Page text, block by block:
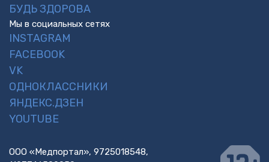
БУДЬ ЗДОРОВА
Мы в социальных сетях
INSTAGRAM
FACEBOOK
VK
ОДНОКЛАССНИКИ
ЯНДЕКС.ДЗЕН
YOUTUBE
ООО «Медпортал», 9725018548,